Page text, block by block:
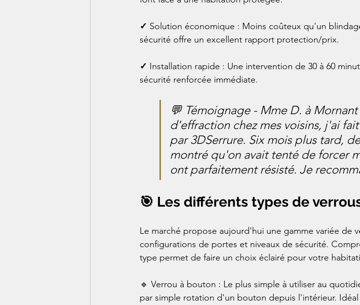
✓ Solution économique : Moins coûteux qu'un
sécurité offre un excellent rapport protection/prix.
✓ Installation rapide : Une intervention de 30 à 60
sécurité renforcée immédiate.
💬 Témoignage - Mme D. à
d'effraction chez mes voisins, j'ai
par 3DSerrure. Six mois plus tard,
montré qu'on avait tenté de forcer
ont parfaitement résisté. Je
🎯 Les différents types de
Le marché propose aujourd'hui une gamme variée de
configurations de portes et niveaux de sécurité.
type permet de faire un choix éclairé pour votre
🔹 Verrou à bouton : Le plus simple à utiliser au
par simple rotation d'un bouton depuis l'intérieur.